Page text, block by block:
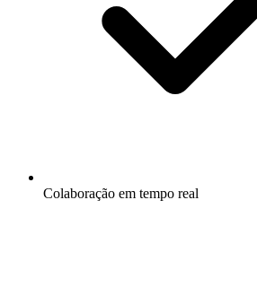
Colaboração em tempo real